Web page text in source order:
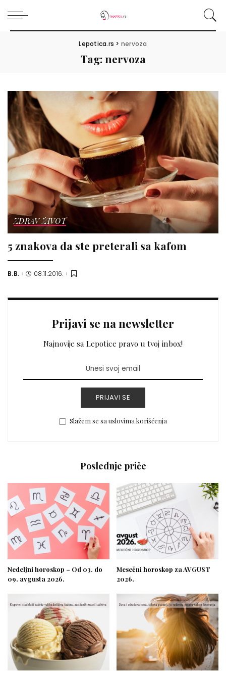
Lepotica.rs > nervoza
Tag:nervoza
ZDRAV ŽIVOT
5 znakova da ste preterali sa kafom
Posted
B.B. 08.11.2016.
Prijavi se na newsletter
Najnovije sa Lepotice pravo u tvoj inbox!
PRIJAVI SE
Slažem se sa uslovima korišćenja
Poslednje priče
Nedeljni horoskop – Od 03. do
09. avgusta 2026.
Mesečni horoskop za AVGUST
2026.